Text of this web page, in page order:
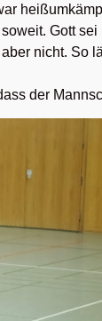
Gott
nicht. So
der